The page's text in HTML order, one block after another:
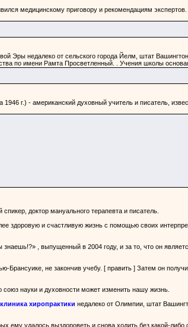
медицинскому приговору и рекомендациям
Эры недалеко от сельского города Йелм, штат
по имени Рамта Просветленный. . Учения школы
г.) - американский духовный учитель и писатель,
доктор мануального терапевта и писатель.
здоровую и счастливую жизнь с помощью своих
, выпущенный в 2004 году, и за то, что он
не закончив учебу. [ править ] Затем он
союз науки и духовности может изменить нашу жизнь.
клиника хиропрактики недалеко от Олимпии, штат
ему удалось выздороветь и снова ходить без какой-либо